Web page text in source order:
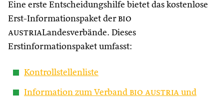
Eine erste Entscheidungshilfe bietet das kostenlose
Erst-Informationspaket der bio
austriaLandesverbände. Dieses
Erstinformationspaket umfasst:
Kontrollstellenliste
Information zum Verband bio austria und